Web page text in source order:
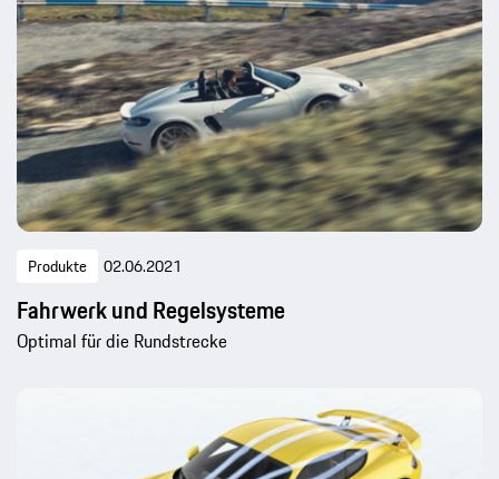
Produkte 02.06.2021
Fahrwerk und Regelsysteme
Optimal für die Rundstrecke